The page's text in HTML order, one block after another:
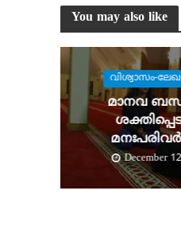
You may also like
വിശ്വാസം-
മാനവ
December